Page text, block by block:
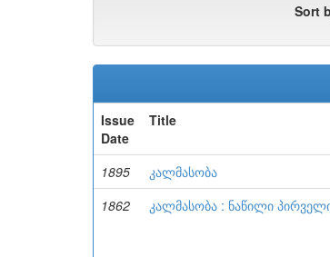
Sort
Issue
Date
Title
1895 კალმასობა
1862
კალმასობა : ნაწილი